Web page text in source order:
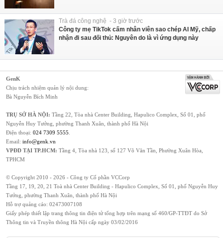
Trà đá công nghệ - 3 giờ trước
Công ty mẹ TikTok cấm nhân viên sao chép AI Mỹ, chấp
nhận đi sau đối thủ: Nguyên do là vì ứng dụng này
GenK
Chịu trách nhiệm quản lý nội dung:
Bà Nguyễn Bích Minh
TRỤ SỞ HÀ NỘI: Tầng 22, Tòa nhà Center Building, Hapulico Complex, Số 01, phố
Nguyễn Huy Tưởng, phường Thanh Xuân, thành phố Hà Nội
Điện thoại: 024 7309 5555
Email: info@genk.vn
VPĐD TẠI TP.HCM: Tầng 4, Tòa nhà 123, số 127 Võ Văn Tần, Phường Xuân Hòa,
TPHCM
© Copyright 2010 - 2026 - Công ty Cổ phần VCCorp
Tầng 17, 19, 20, 21 Toà nhà Center Building - Hapulico Complex, Số 01, phố Nguyễn Huy
Tưởng, phường Thanh Xuân, thành phố Hà Nội
Hỗ trợ quảng cáo: 02473007108
Giấy phép thiết lập trang thông tin điện tử tổng hợp trên mạng số 460/GP-TTĐT do Sở
Thông tin và Truyền thông Hà Nội cấp ngày 03/02/2016